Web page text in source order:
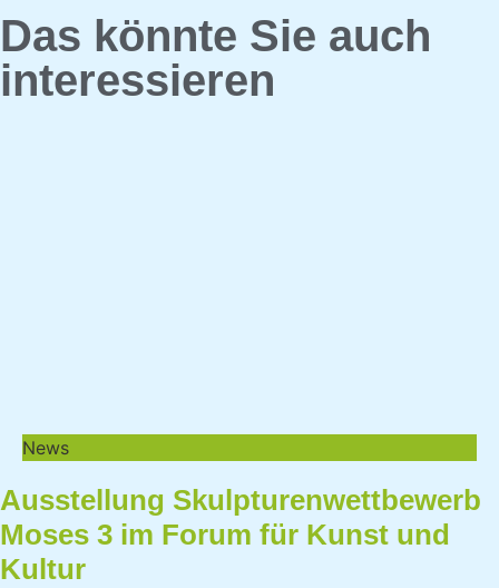
Das könnte Sie auch
interessieren
News
Ausstellung Skulpturenwettbewerb
Moses 3 im Forum für Kunst und
Kultur